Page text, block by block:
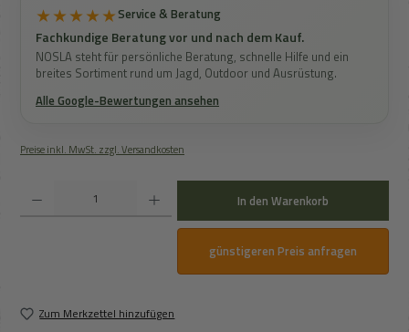
★★★★★Service & Beratung
Fachkundige Beratung vor und nach dem Kauf.
NOSLA steht für persönliche Beratung, schnelle Hilfe und ein
breites Sortiment rund um Jagd, Outdoor und Ausrüstung.
Alle Google-Bewertungen ansehen
Preise inkl. MwSt. zzgl. Versandkosten
In den Warenkorb
günstigeren Preis anfragen
Zum Merkzettel hinzufügen